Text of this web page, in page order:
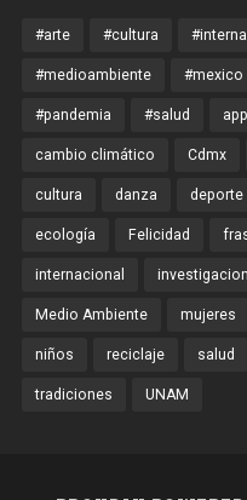
#arte #cultura
#medioambiente #mexico
#pandemia #salud
cambio climático Cdmx
cultura danza deporte
ecología Felicidad
internacional investigacion
Medio Ambiente mujeres
niños reciclaje salud
tradiciones UNAM